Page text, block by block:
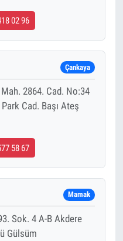
02 96
Çankaya
2864. Cad. No:34
Cad. Başı Ateş
58 67
Mamak
Sok. 4 A-B Akdere
Gülsüm